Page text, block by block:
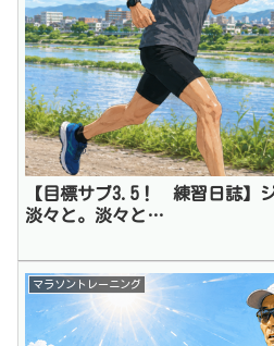
【目標サブ3.5！ 練習日誌】
淡々と。淡々と…
マラソントレーニング